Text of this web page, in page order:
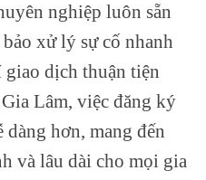
nghiệp luôn sẵn
xử lý sự cố nhanh
dịch thuận tiện
Lâm, việc đăng ký
hơn, mang đến
và lâu dài cho mọi gia